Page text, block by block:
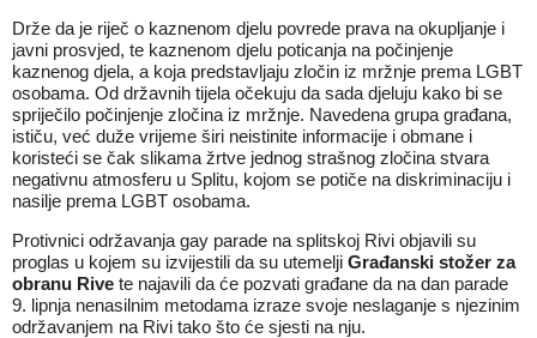
Drže da je riječ o kaznenom djelu povrede prava na okupljanje i
javni prosvjed, te kaznenom djelu poticanja na počinjenje
kaznenog djela, a koja predstavljaju zločin iz mržnje prema LGBT
osobama. Od državnih tijela očekuju da sada djeluju kako bi se
spriječilo počinjenje zločina iz mržnje. Navedena grupa građana,
ističu, već duže vrijeme širi neistinite informacije i obmane i
koristeći se čak slikama žrtve jednog strašnog zločina stvara
negativnu atmosferu u Splitu, kojom se potiče na diskriminaciju i
nasilje prema LGBT osobama.
Protivnici održavanja gay parade na splitskoj Rivi objavili su
proglas u kojem su izvijestili da su utemelji Građanski stožer za
obranu Rive te najavili da će pozvati građane da na dan parade
9. lipnja nenasilnim metodama izraze svoje neslaganje s njezinim
održavanjem na Rivi tako što će sjesti na nju.